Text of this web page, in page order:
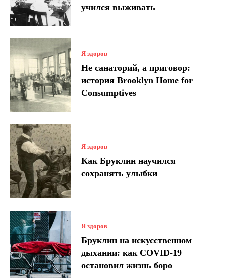
учился выживать
Я здоров
Не санаторий, а приговор:
история Brooklyn Home for
Consumptives
Я здоров
Как Бруклин научился
сохранять улыбки
Я здоров
Бруклин на искусственном
дыхании: как COVID-19
остановил жизнь боро